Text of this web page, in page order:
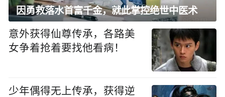
因勇救落水首富千金，就此掌控绝世中医术
意外获得仙尊传承，各路美
女争着抢着要找他看病！
少年偶得无上传承，获得逆